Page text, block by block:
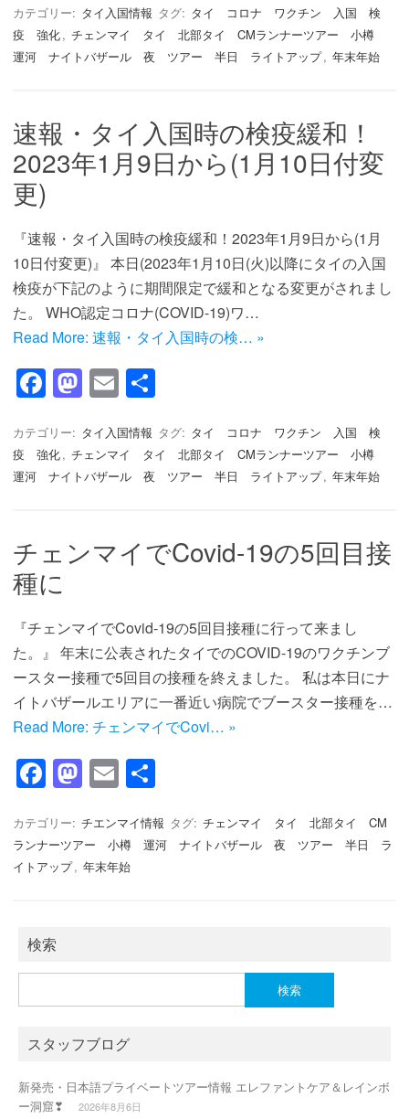
c
e
o
k
st
o
n
ail
カテゴリー: タイ入国情報 タグ: タイ コロナ ワクチン 入国 検
疫 強化, チェンマイ タイ 北部タイ CMランナーツアー 小樽
運河 ナイトバザール 夜 ツアー 半日 ライトアップ, 年末年始
速報・タイ入国時の検疫緩和！
2023年1月9日から(1月10日付変
更)
『速報・タイ入国時の検疫緩和！2023年1月9日から(1月
10日付変更)』 本日(2023年1月10日(火)以降にタイの入国
検疫が下記のように期間限定で緩和となる変更がされまし
た。 WHO認定コロナ(COVID-19)ワ…
Read More: 速報・タイ入国時の検… »
F
c
e
o
k
M
st
o
n
E
ail
カテゴリー: タイ入国情報 タグ: タイ コロナ ワクチン 入国 検
疫 強化, チェンマイ タイ 北部タイ CMランナーツアー 小樽
運河 ナイトバザール 夜 ツアー 半日 ライトアップ, 年末年始
チェンマイでCovid-19の5回目接
種に
『チェンマイでCovid-19の5回目接種に行って来まし
た。』 年末に公表されたタイでのCOVID-19のワクチンブ
ースター接種で5回目の接種を終えました。 私は本日にナ
イトバザールエリアに一番近い病院でブースター接種を…
Read More: チェンマイでCovi… »
F
a
c
e
o
k
M
a
st
o
E
m
ail
カテゴリー: チエンマイ情報 タグ: チェンマイ タイ 北部タイ CM
ランナーツアー 小樽 運河 ナイトバザール 夜 ツアー 半日 ラ
イトアップ, 年末年始
検索
索:
スタッフブログ
新発売・日本語プライベートツアー情報 エレファントケア＆レインボ
ー洞窟❣
2026年8月6日